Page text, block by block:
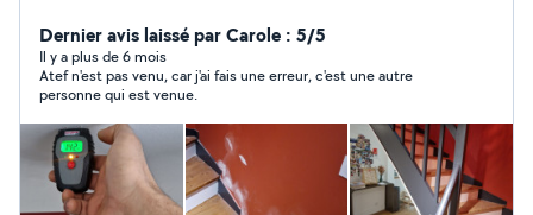
Dernier avis laissé par Carole : 5/5
Il y a plus de 6 mois
Atef n'est pas venu, car j'ai fais une erreur, c'est une autre
personne qui est venue.